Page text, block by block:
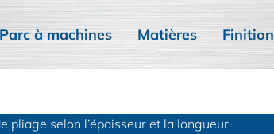
Parc à machines Matières Finition
pliage selon l’épaisseur et la longueur